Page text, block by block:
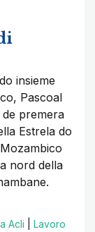
insieme
Pascoal
premera
Estrela do
nord della
Acli Lavoro